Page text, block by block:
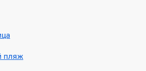
пляж